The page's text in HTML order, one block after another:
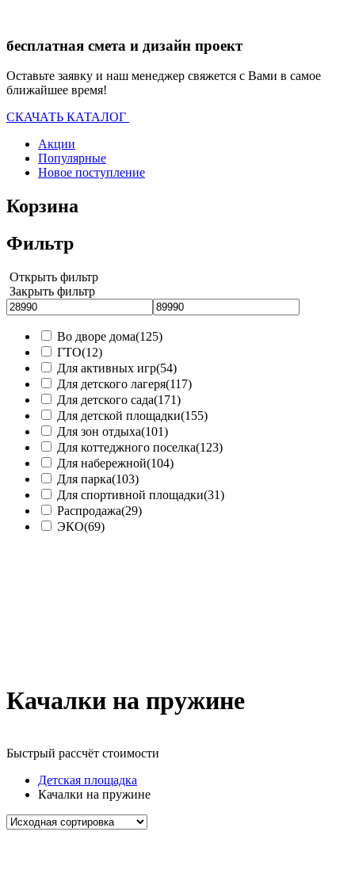
бесплатная смета и дизайн проект
Оставьте заявку и наш менеджер свяжется с Вами в самое
ближайшее время!
СКАЧАТЬ КАТАЛОГ
Акции
Популярные
Новое поступление
Корзина
Фильтр
Открыть фильтр
Закрыть фильтр
Во дворе дома(125)
ГТО(12)
Для активных игр(54)
Для детского лагеря(117)
Для детского сада(171)
Для детской площадки(155)
Для зон отдыха(101)
Для коттеджного поселка(123)
Для набережной(104)
Для парка(103)
Для спортивной площадки(31)
Распродажа(29)
ЭКО(69)
Качалки на пружине
Быстрый рассчёт стоимости
Детская площадка
Качалки на пружине